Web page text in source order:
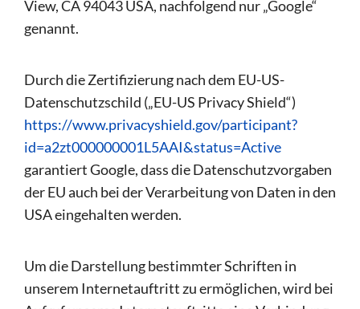
View, CA 94043 USA, nachfolgend nur „Google“
genannt.
Durch die Zertifizierung nach dem EU-US-
Datenschutzschild („EU-US Privacy Shield“)
https://www.privacyshield.gov/participant?
id=a2zt000000001L5AAI&status=Active
garantiert Google, dass die Datenschutzvorgaben
der EU auch bei der Verarbeitung von Daten in den
USA eingehalten werden.
Um die Darstellung bestimmter Schriften in
unserem Internetauftritt zu ermöglichen, wird bei